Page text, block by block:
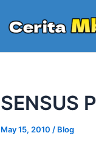
SENSUS
May 15, 2010 / Blog